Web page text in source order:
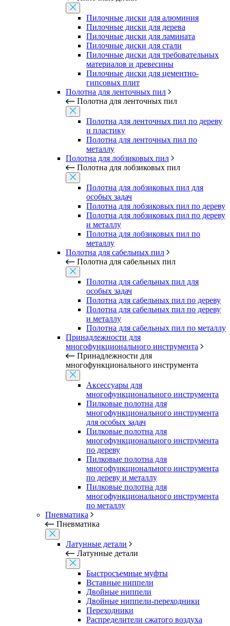
Пилочные диски для алюминия
Пилочные диски для дерева
Пилочные диски для ламината
Пилочные диски для стали
Пилочные диски для требовательных
материалов и древесины
Пилочные диски для цементно-
гипсовых плит
Полотна для ленточных пил
Полотна для ленточных пил
Полотна для ленточных пил по дереву
и пластику
Полотна для ленточных пил по
металлу
Полотна для лобзиковых пил
Полотна для лобзиковых пил
Полотна для лобзиковых пил для
особых задач
Полотна для лобзиковых пил по дереву
Полотна для лобзиковых пил по дереву
и металлу
Полотна для лобзиковых пил по
металлу
Полотна для сабельных пил
Полотна для сабельных пил
Полотна для сабельных пил для
особых задач
Полотна для сабельных пил по дереву
Полотна для сабельных пил по дереву
и металлу
Полотна для сабельных пил по металлу
Принадлежности для
многофункционального инструмента
Принадлежности для
многофункционального инструмента
Аксессуары для
многофункционального инструмента
Пилковые полотна для
многофункционального инструмента
для особых задач
Пилковые полотна для
многофункционального инструмента
по дереву
Пилковые полотна для
многофункционального инструмента
по дереву и металлу
Пилковые полотна для
многофункционального инструмента
по металлу
Пневматика
Пневматика
Латунные детали
Латунные детали
Быстросъемные муфты
Вставные ниппели
Двойные ниппели
Двойные ниппели-переходники
Переходники
Распределители сжатого воздуха